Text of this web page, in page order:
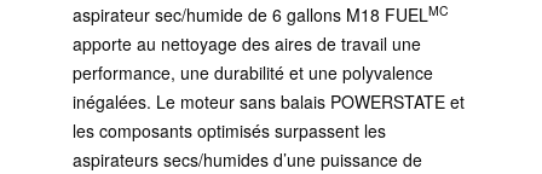
aspirateur sec/humide de 6 gallons M18 FUELMC
apporte au nettoyage des aires de travail une
performance, une durabilité et une polyvalence
inégalées. Le moteur sans balais POWERSTATE et
les composants optimisés surpassent les
aspirateurs secs/humides d’une puissance de